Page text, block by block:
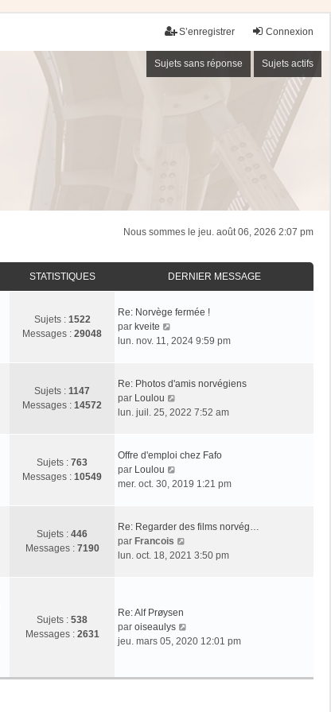
Connexion
S’enregistrer
Sujets sans réponse Sujets actifs
Nous sommes le jeu. août 06, 2026 2:07 pm
STATISTIQUES DERNIER MESSAGE
Sujets : 1522
Messages : 29048
Re: Norvège fermée !
par kveite
o
l
e
d
n
i
e
e
s
s
lun. nov. 11, 2024 9:59 pm
Sujets : 1147
Messages : 14572
Re: Photos d'amis norvégiens
par Loulou
o
l
d
n
i
e
s
s
a
lun. juil. 25, 2022 7:52 am
Sujets : 763
Messages : 10549
Offre d'emploi chez Fafo
par Loulou
o
l
e
d
i
e
r
mer. oct. 30, 2019 1:21 pm
Sujets : 446
Messages : 7190
Re: Regarder des films norvég…
par Francois
o
d
e
lun. oct. 18, 2021 3:50 pm
Sujets : 538
Messages : 2631
Re: Alf Prøysen
par oiseaulys
o
jeu. mars 05, 2020 12:01 pm